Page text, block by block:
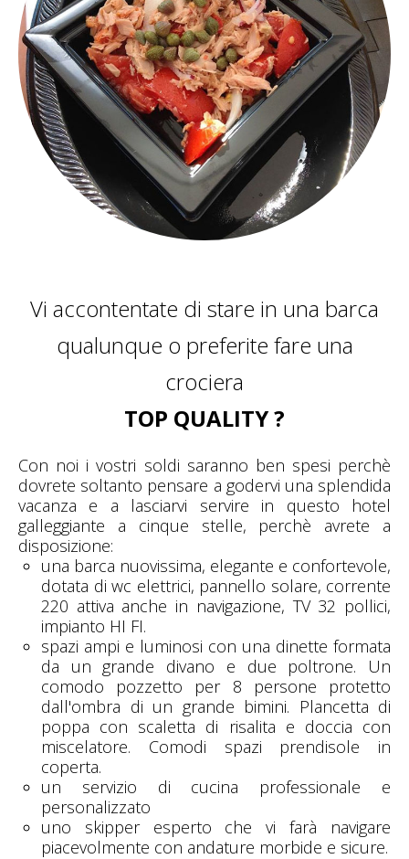
Vi accontentate di stare in una barca
qualunque o preferite fare una
crociera
TOP QUALITY ?
Con noi i vostri soldi saranno ben spesi perchè
dovrete soltanto pensare a godervi una splendida
vacanza e a lasciarvi servire in questo hotel
galleggiante a cinque stelle, perchè avrete a
disposizione:
una barca nuovissima, elegante e confortevole,
dotata di wc elettrici, pannello solare, corrente
220 attiva anche in navigazione, TV 32 pollici,
impianto HI FI.
spazi ampi e luminosi con una dinette formata
da un grande divano e due poltrone. Un
comodo pozzetto per 8 persone protetto
dall'ombra di un grande bimini. Plancetta di
poppa con scaletta di risalita e doccia con
miscelatore. Comodi spazi prendisole in
coperta.
un servizio di cucina professionale e
personalizzato
uno skipper esperto che vi farà navigare
piacevolmente con andature morbide e sicure.